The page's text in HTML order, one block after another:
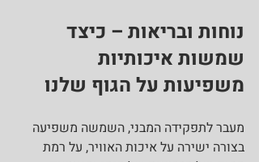
נוחות ובריאות – כיצד
שמשות איכותיות
משפיעות על הגוף שלנו
מעבר לתפקידה המבני, השמשה משפיעה
בצורה ישירה על איכות האוויר, על רמת